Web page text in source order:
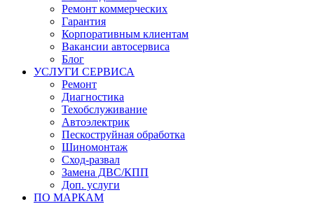
Ремонт коммерческих
Гарантия
Корпоративным клиентам
Вакансии автосервиса
Блог
УСЛУГИ СЕРВИСА
Ремонт
Диагностика
Техобслуживание
Автоэлектрик
Пескоструйная обработка
Шиномонтаж
Сход-развал
Замена ДВС/КПП
Доп. услуги
ПО МАРКАМ